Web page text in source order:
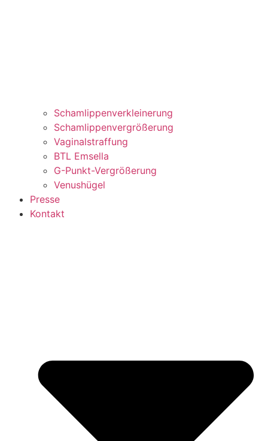
Schamlippenverkleinerung
Schamlippenvergrößerung
Vaginalstraffung
BTL Emsella
G-Punkt-Vergrößerung
Venushügel
Presse
Kontakt